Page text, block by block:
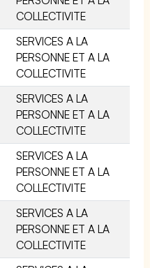
COLLECTIVITE
SERVICES A LA
PERSONNE ET A LA
COLLECTIVITE
SERVICES A LA
PERSONNE ET A LA
COLLECTIVITE
SERVICES A LA
PERSONNE ET A LA
COLLECTIVITE
SERVICES A LA
PERSONNE ET A LA
COLLECTIVITE